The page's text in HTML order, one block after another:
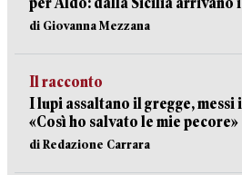
di Giovanna Mezzana
Il racconto
I lupi assaltano il gregge,
«Così ho salvato le mie pecore»
di Redazione Carrara